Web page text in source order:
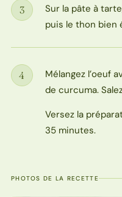
Étape
3
Sur la pâte à
puis le thon bien
Étape
4
Mélangez l’oeuf
de curcuma.
Versez la
35 minutes.
PHOTOS DE LA RECETTE